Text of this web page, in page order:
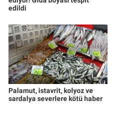
edildi
Palamut, istavrit, kolyoz ve
sardalya severlere kötü haber
Canlı Yayın